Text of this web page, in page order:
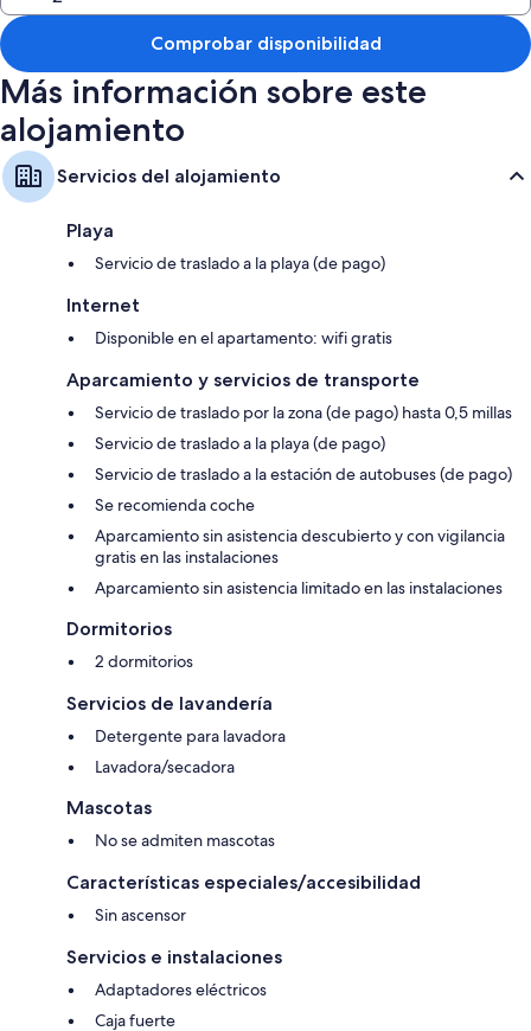
Comprobar disponibilidad
Más información sobre este
alojamiento
Servicios del alojamiento
Playa
Servicio de traslado a la playa (de pago)
Internet
Disponible en el apartamento: wifi gratis
Aparcamiento y servicios de transporte
Servicio de traslado por la zona (de pago) hasta 0,5 millas
Servicio de traslado a la playa (de pago)
Servicio de traslado a la estación de autobuses (de pago)
Se recomienda coche
Aparcamiento sin asistencia descubierto y con vigilancia
gratis en las instalaciones
Aparcamiento sin asistencia limitado en las instalaciones
Dormitorios
2 dormitorios
Servicios de lavandería
Detergente para lavadora
Lavadora/secadora
Mascotas
No se admiten mascotas
Características especiales/accesibilidad
Sin ascensor
Servicios e instalaciones
Adaptadores eléctricos
Caja fuerte